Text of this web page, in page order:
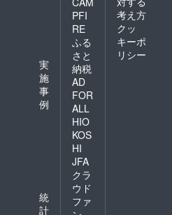
難しい
かと思
す。）
詳細に
・ オ
ンライ
ンによ
る参加
の可否
ベント
につい
てはす
べて適
用可と
宇和島
市 【過
去の実
施例：
愛媛県
あう体
験イベ
や、中
高生に
実
施
事
例
統
計
PFI
RE
ふる
さと
納税
AD
FOR
ALL
HIO
KOS
HI
JFA
クラ
ウド
ファ
考え方
クッ
キーポ
リシー